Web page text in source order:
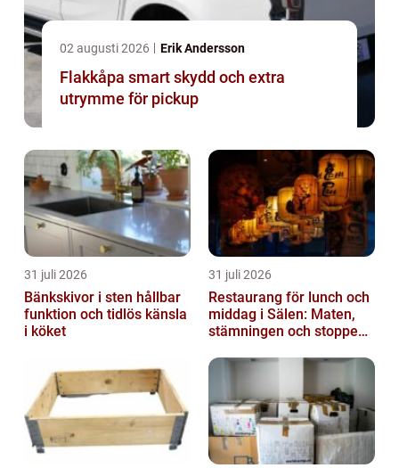
02 augusti 2026 Erik Andersson
Flakkåpa smart skydd och extra
utrymme för pickup
31 juli 2026
Bänkskivor i sten hållbar
funktion och tidlös känsla
i köket
31 juli 2026
Restaurang för lunch och
middag i Sälen: Maten,
stämningen och stoppen